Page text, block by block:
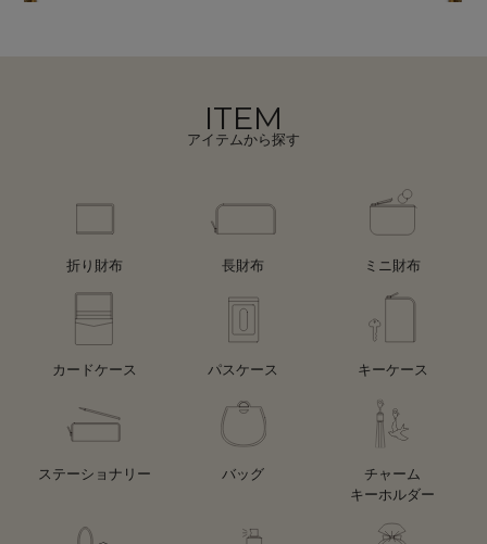
ITEM
アイテムから探す
折り財布 長財布 ミニ財布
カードケース パスケース キーケース
ステーショナリー バッグ
チャーム
キーホルダー